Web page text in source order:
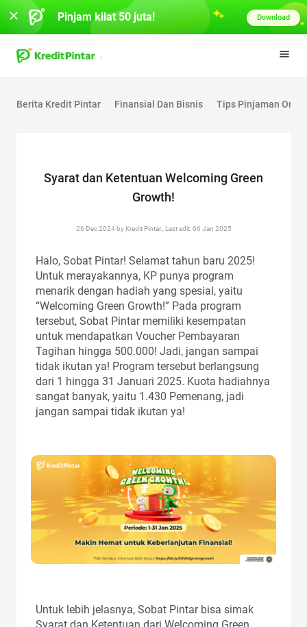
Berita Kredit Pintar Finansial Dan Bisnis Tips Pinjaman
Syarat dan Ketentuan Welcoming Green
Growth!
26 Dec 2024 by Kredit Pintar., Last edit: 06 Jan 2025
Halo, Sobat Pintar! Selamat tahun baru 2025!
Untuk merayakannya, KP punya program
menarik dengan hadiah yang spesial, yaitu
“Welcoming Green Growth!” Pada program
tersebut, Sobat Pintar memiliki kesempatan
untuk mendapatkan Voucher Pembayaran
Tagihan hingga 500.000! Jadi, jangan sampai
tidak ikutan ya! Program tersebut berlangsung
dari 1 hingga 31 Januari 2025. Kuota hadiahnya
sangat banyak, yaitu 1.430 Pemenang, jadi
jangan sampai tidak ikutan ya!
Untuk lebih jelasnya, Sobat Pintar bisa simak
Pinjam kilat 50 juta! Download